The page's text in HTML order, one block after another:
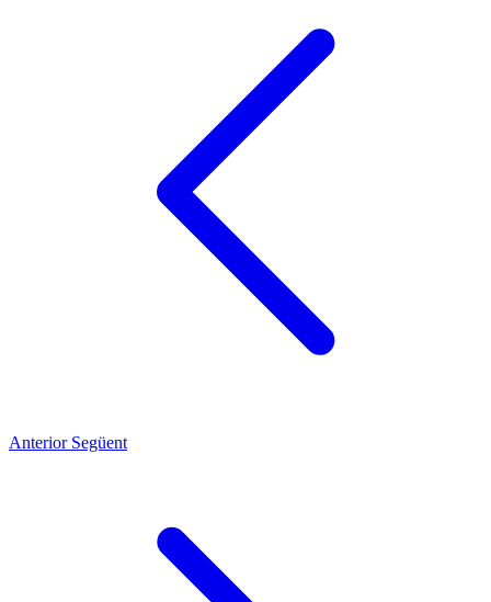
Anterior Següent